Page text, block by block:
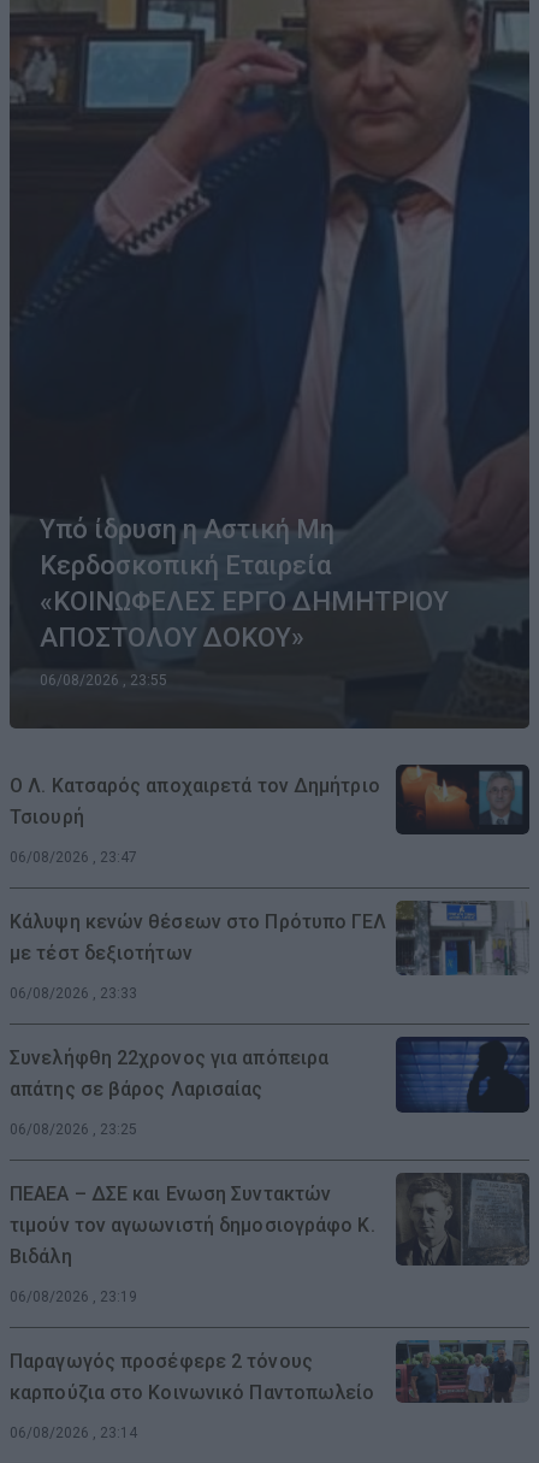
Υπό ίδρυση η Αστική Μη
Κερδοσκοπική Εταιρεία
«ΚΟΙΝΩΦΕΛΕΣ ΕΡΓΟ ΔΗΜΗΤΡΙΟΥ
ΑΠΟΣΤΟΛΟΥ ΔΟΚΟΥ»
06/08/2026 , 23:55
Ο Λ. Κατσαρός αποχαιρετά τον Δημήτριο
Τσιουρή
06/08/2026 , 23:47
Κάλυψη κενών θέσεων στο Πρότυπο ΓΕΛ
με τέστ δεξιοτήτων
06/08/2026 , 23:33
Συνελήφθη 22χρονος για απόπειρα
απάτης σε βάρος Λαρισαίας
06/08/2026 , 23:25
ΠΕΑΕΑ – ΔΣΕ και Ενωση Συντακτών
τιμούν τον αγωωνιστή δημοσιογράφο Κ.
Βιδάλη
06/08/2026 , 23:19
Παραγωγός προσέφερε 2 τόνους
καρπούζια στο Κοινωνικό Παντοπωλείο
06/08/2026 , 23:14